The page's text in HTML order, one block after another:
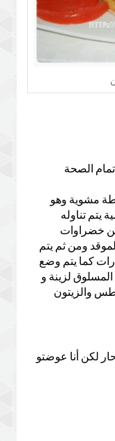
الصحة
مشوية وهو
يتم تناوله
خضراوات
ومن ثم يتم
كما يتم وضع
المسلوق لزينة و
والزيتون
2 فلفل خضر حار لكن أنا عوضتو